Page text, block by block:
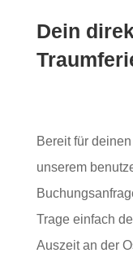
Dein
Bereit für
unserem
Trage einfach
Auszeit an der